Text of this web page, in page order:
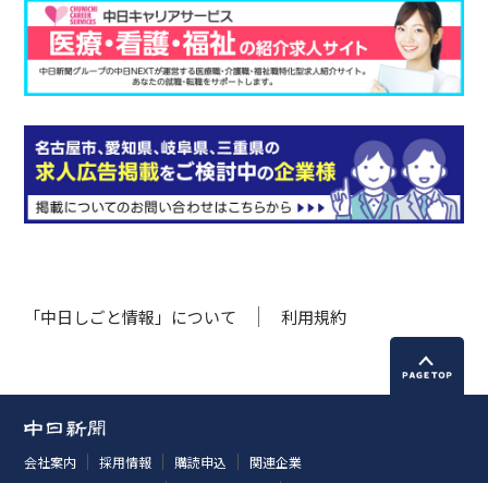
「中日しごと情報」について 利用規約
会社案内 採用情報 購読申込
関連企業